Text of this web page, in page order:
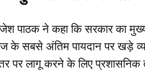
पाठक ने कहा कि सरकार का
के सबसे अंतिम पायदान पर खड़े
पर लागू करने के लिए